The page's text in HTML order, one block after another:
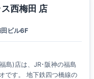
西梅田 店
ビル6F
島)店は、JR･阪神の福島
です。 地下鉄四つ橋線の